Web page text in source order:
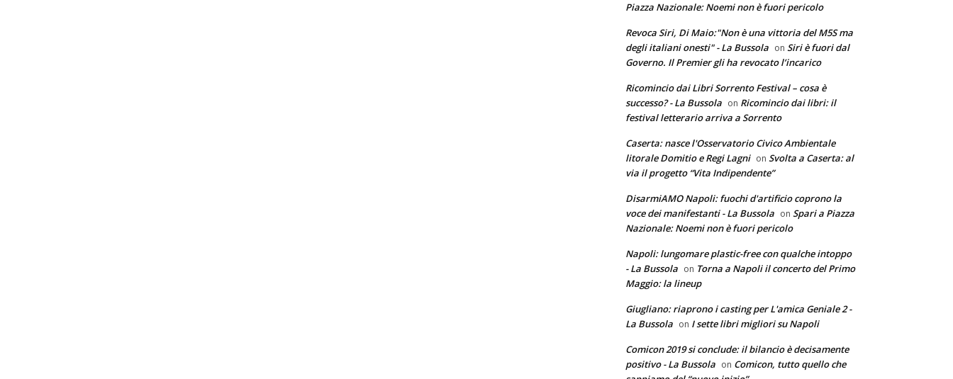
Piazza Nazionale: Noemi non è fuori pericolo
Revoca Siri, Di Maio:"Non è una vittoria del M5S ma
degli italiani onesti" - La Bussola on Siri è fuori dal
Governo. Il Premier gli ha revocato l’incarico
Ricomincio dai Libri Sorrento Festival – cosa è
successo? - La Bussola on Ricomincio dai libri: il
festival letterario arriva a Sorrento
Caserta: nasce l'Osservatorio Civico Ambientale
litorale Domitio e Regi Lagni on Svolta a Caserta: al
via il progetto “Vita Indipendente”
DisarmiAMO Napoli: fuochi d'artificio coprono la
voce dei manifestanti - La Bussola on Spari a Piazza
Nazionale: Noemi non è fuori pericolo
Napoli: lungomare plastic-free con qualche intoppo
- La Bussola on Torna a Napoli il concerto del Primo
Maggio: la lineup
Giugliano: riaprono i casting per L'amica Geniale 2 -
La Bussola on I sette libri migliori su Napoli
Comicon 2019 si conclude: il bilancio è decisamente
positivo - La Bussola on Comicon, tutto quello che